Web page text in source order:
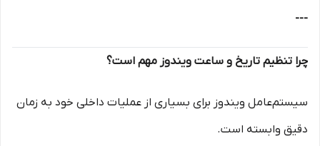
---
چرا تنظیم تاریخ و ساعت ویندوز مهم است؟
سیستم‌عامل ویندوز برای بسیاری از عملیات داخلی خود به زمان
دقیق وابسته است.